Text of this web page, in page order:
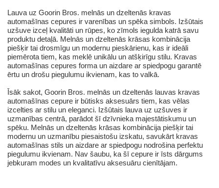
Lauva uz Goorin Bros. melnās un dzeltenās kravas
automašīnas cepures ir varenības un spēka simbols. Izšūtais
uzšuve izceļ kvalitāti un rūpes, ko zīmols iegulda katrā savu
produktu detaļā. Melnās un dzeltenās krāsas kombinācija
piešķir tai drosmīgu un modernu pieskārienu, kas ir ideāli
piemērota tiem, kas meklē unikālu un atšķirīgu stilu. Kravas
automašīnas cepures forma un aizdare ar spiedpogu garantē
ērtu un drošu piegulumu ikvienam, kas to valkā.
Īsāk sakot, Goorin Bros. melnās un dzeltenās lauvas kravas
automašīnas cepure ir būtisks aksesuārs tiem, kas vēlas
izcelties ar stilu un eleganci. Izšūtais lauva uz uzšuves ir
uzmanības centrā, parādot šī dzīvnieka majestātiskumu un
spēku. Melnās un dzeltenās krāsas kombinācija piešķir tai
modernu un uzmanību piesaistošu izskatu, savukārt kravas
automašīnas stils un aizdare ar spiedpogu nodrošina perfektu
piegulumu ikvienam. Nav šaubu, ka šī cepure ir īsts dārgums
jebkuram modes un kvalitatīvu aksesuāru cienītājam.